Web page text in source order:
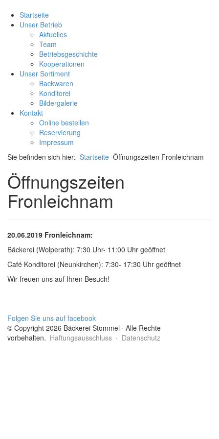
Startseite
Unser Betrieb
Aktuelles
Team
Betriebsgeschichte
Kooperationen
Unser Sortiment
Backwaren
Konditorei
Bildergalerie
Kontakt
Online bestellen
Reservierung
Impressum
Sie befinden sich hier: Startseite Öffnungszeiten Fronleichnam
Öffnungszeiten
Fronleichnam
20.06.2019 Fronleichnam:
Bäckerei (Wolperath): 7:30 Uhr- 11:00 Uhr geöffnet
Café Konditorei (Neunkirchen): 7:30- 17:30 Uhr geöffnet
Wir freuen uns auf Ihren Besuch!
Folgen Sie uns auf facebook
© Copyright 2026 Bäckerei Stommel · Alle Rechte
vorbehalten. Haftungsausschluss · Datenschutz